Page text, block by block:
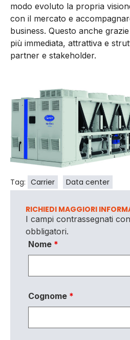
modo evoluto la propria
con il mercato e
business. Questo anche
più immediata, attrattiva e
partner e stakeholder.
Tag: Carrier Data center
RICHIEDI MAGGIORI
I campi contrassegnati con
obbligatori.
Nome *
Cognome *